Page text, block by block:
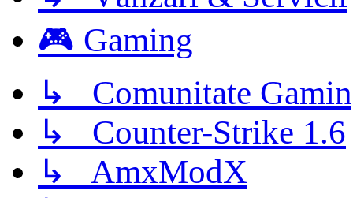
🎮 Gaming
↳ Comunitate
↳ Counter-Strike 1.6
↳ AmxModX